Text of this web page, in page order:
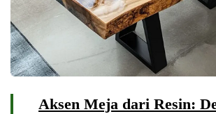
Aksen Meja dari Resin: